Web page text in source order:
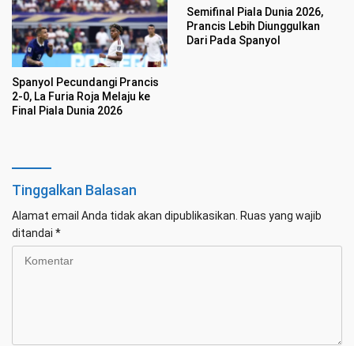
Spanyol Pecundangi Prancis
2-0, La Furia Roja Melaju ke
Final Piala Dunia 2026
Semifinal Piala Dunia 2026,
Prancis Lebih Diunggulkan
Dari Pada Spanyol
Tinggalkan Balasan
Alamat email Anda tidak akan dipublikasikan. Ruas yang wajib
ditandai *